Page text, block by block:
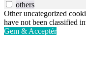
others
Other uncategorized
have not been classified
Gem & Acceptér